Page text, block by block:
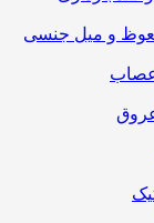
نعوظ و میل جنسی